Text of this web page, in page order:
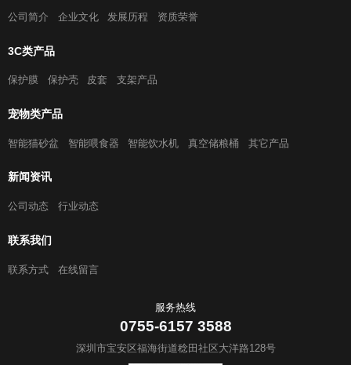
公司简介 企业文化 发展历程 资质荣誉
3C类产品
保护膜 保护壳 皮套 支架产品
宠物类产品
智能猫砂盆 智能喂食器 智能饮水机 真空储粮桶 其它产品
新闻资讯
公司动态 行业动态
联系我们
联系方式 在线留言
服务热线
0755-6157 3588
深圳市宝安区福海街道稔田社区大洋路128号